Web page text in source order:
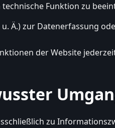
Funktion zu
Ä.) zur Datenerfassung
der Website
zu